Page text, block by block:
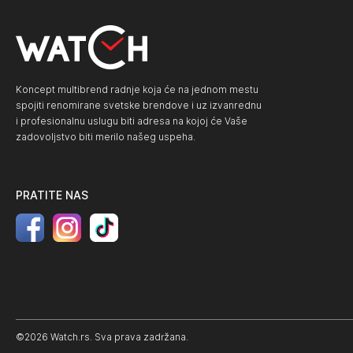
Koncept multibrend radnje koja će na jednom mestu
spojiti renomirane svetske brendove i uz izvanrednu
i profesionalnu uslugu biti adresa na kojoj će Vaše
zadovoljstvo biti merilo našeg uspeha.
PRATITE NAS
©2026 Watch.rs. Sva prava zadržana.